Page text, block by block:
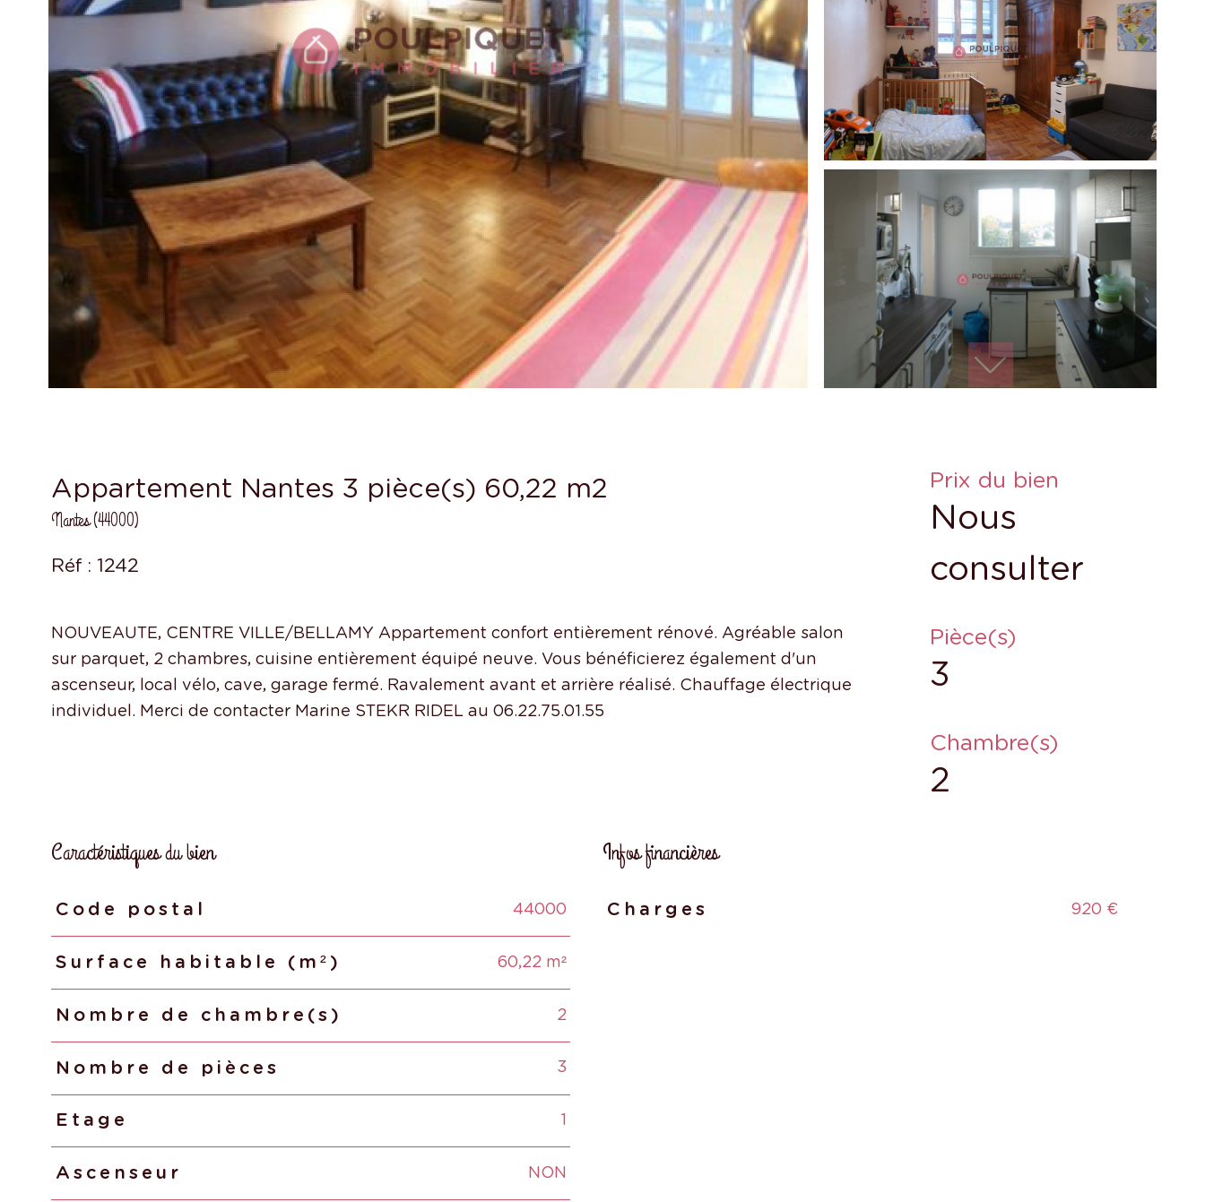
Appartement Nantes 3 pièce(s) 60,22 m2
Nantes (44000)
Réf : 1242
NOUVEAUTE, CENTRE VILLE/BELLAMY Appartement confort entièrement rénové. Agréable salon
sur parquet, 2 chambres, cuisine entièrement équipé neuve. Vous bénéficierez également d'un
ascenseur, local vélo, cave, garage fermé. Ravalement avant et arrière réalisé. Chauffage électrique
Prix du bien
Nous
consulter
Pièce(s)
3
Chambre(s)
2
Caractéristiques du bien
Caractéristiques Valeurs
Code postal 44000
Surface habitable (m²) 60,22 m²
Nombre de chambre(s) 2
Nombre de pièces 3
Etage 1
Ascenseur NON
Infos financières
Caractéristiques
Charges 920 €